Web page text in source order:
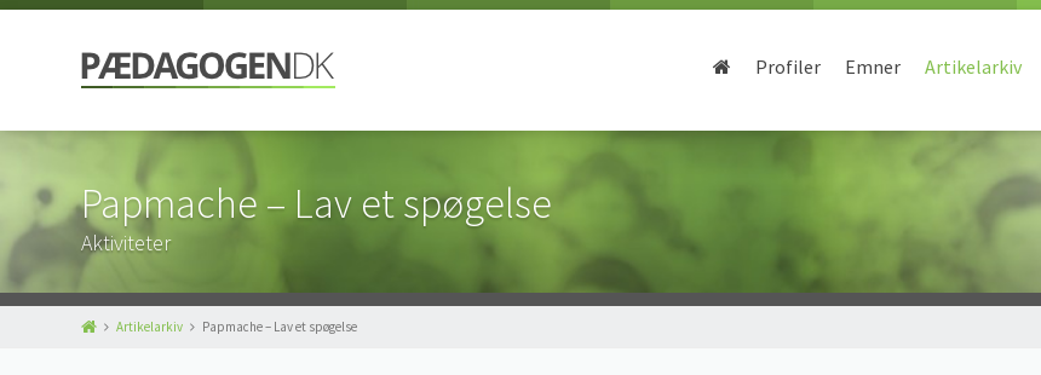
Profiler Emner Artikelarkiv
Papmache – Lav et spøgelse
Aktiviteter
Artikelarkiv Papmache – Lav et spøgelse